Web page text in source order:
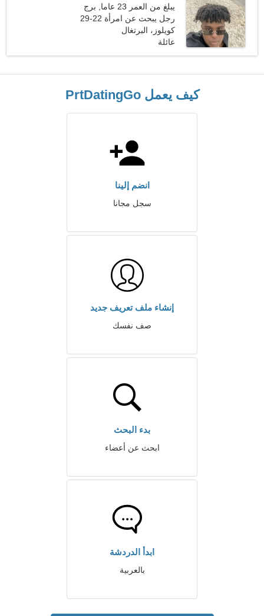
يبلغ من العمر 23 عاما, برج
العقرب
رجل يبحث عن امرأة 22-29
كويلوز، البرتغال
عائلة
كيف يعمل PrtDatingGo
انضم إلينا
سجل مجانا
إنشاء ملف تعريف جديد
صف نفسك
بدء البحث
ابحث عن أعضاء
ابدأ الدردشة
بالعربية